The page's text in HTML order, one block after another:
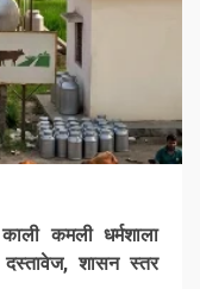
काली कमली धर्मशाला
शासन स्तर